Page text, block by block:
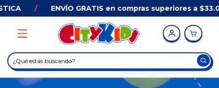
GRATIS en compras superiores a $33.000 en AMBA*